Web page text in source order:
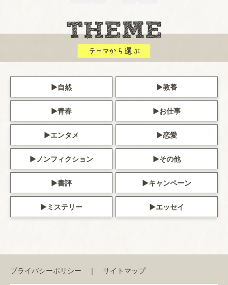
自然 教養
青春 お仕事
エンタメ 恋愛
ノンフィクション その他
書評 キャンペーン
ミステリー エッセイ
プライバシーポリシー サイトマップ